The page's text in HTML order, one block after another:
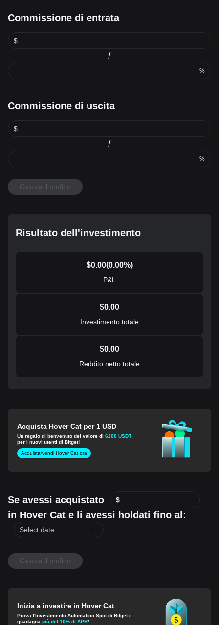
Commissione di entrata
$
/
%
Commissione di uscita
$
/
%
Calcola il profitto
Risultato dell'investimento
$0.00(0.00%)
P&L
$0.00
Investimento totale
$0.00
Reddito netto totale
Acquista Hover Cat per 1 USD
Un regalo di benvenuto del valore di6200 USDT
per i nuovi utenti di Bitget!
Acquista/vendi Hover Cat ora
Se avessi acquistato $
in Hover Cat e li avessi holdati fino al:
Calcola il profitto
Inizia a investire in Hover Cat
Prova l'Investimento Automatico Spot di Bitget e
guadagnapiù del 10% di APR*